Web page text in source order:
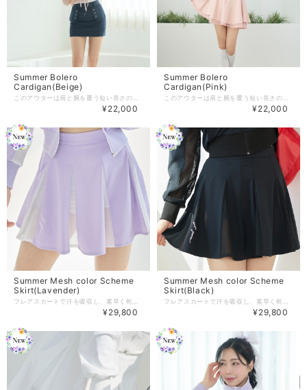
Summer Bolero
Cardigan(Beige)
¥22,000
Summer Bolero
Cardigan(Pink)
¥22,000
Summer Mesh color Scheme
Skirt(Lavender)
¥29,800
Summer Mesh color Scheme
Skirt(Black)
¥29,800